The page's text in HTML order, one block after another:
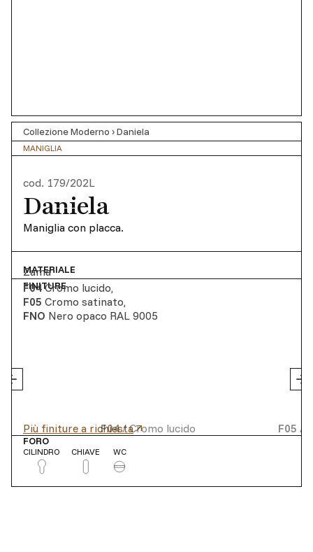
Collezione Moderno ›Daniela
MANIGLIA
cod. 179/202L
Daniela
Maniglia con placca.
MATERIALE
Zama
FINITURE
F04 Cromo lucido,
F05 Cromo satinato,
FNO Nero opaco RAL 9005
F04/Cromo lucido F05 /
Più finiture a richiesta
FORO
CILINDRO CHIAVE WC